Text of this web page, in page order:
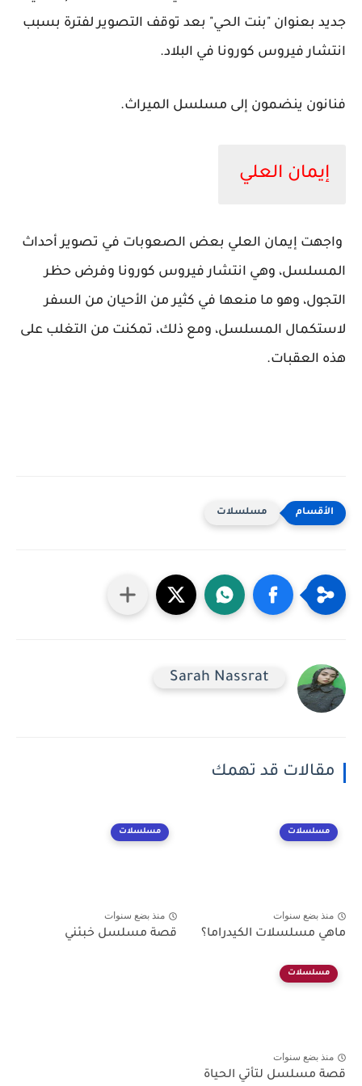
جديد بعنوان "بنت الحي" بعد توقف التصوير لفترة بسبب
انتشار فيروس كورونا في البلاد.
فنانون ينضمون إلى مسلسل الميراث.
إيمان العلي
واجهت إيمان العلي بعض الصعوبات في تصوير أحداث
المسلسل، وهي انتشار فيروس كورونا وفرض حظر
التجول، وهو ما منعها في كثير من الأحيان من السفر
لاستكمال المسلسل، ومع ذلك، تمكنت من التغلب على
هذه العقبات.
مسلسلات
Sarah Nassrat
مقالات قد تهمك
مسلسلات
منذ بضع سنوات
ماهي مسلسلات الكيدراما؟
مسلسلات
منذ بضع سنوات
قصة مسلسل خبئني
مسلسلات
منذ بضع سنوات
قصة مسلسل لتأتي الحياة